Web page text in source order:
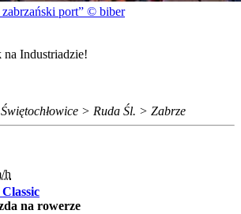
port © biber
na Industriadzie!
> Ruda Śl. > Zabrze
h
na rowerze